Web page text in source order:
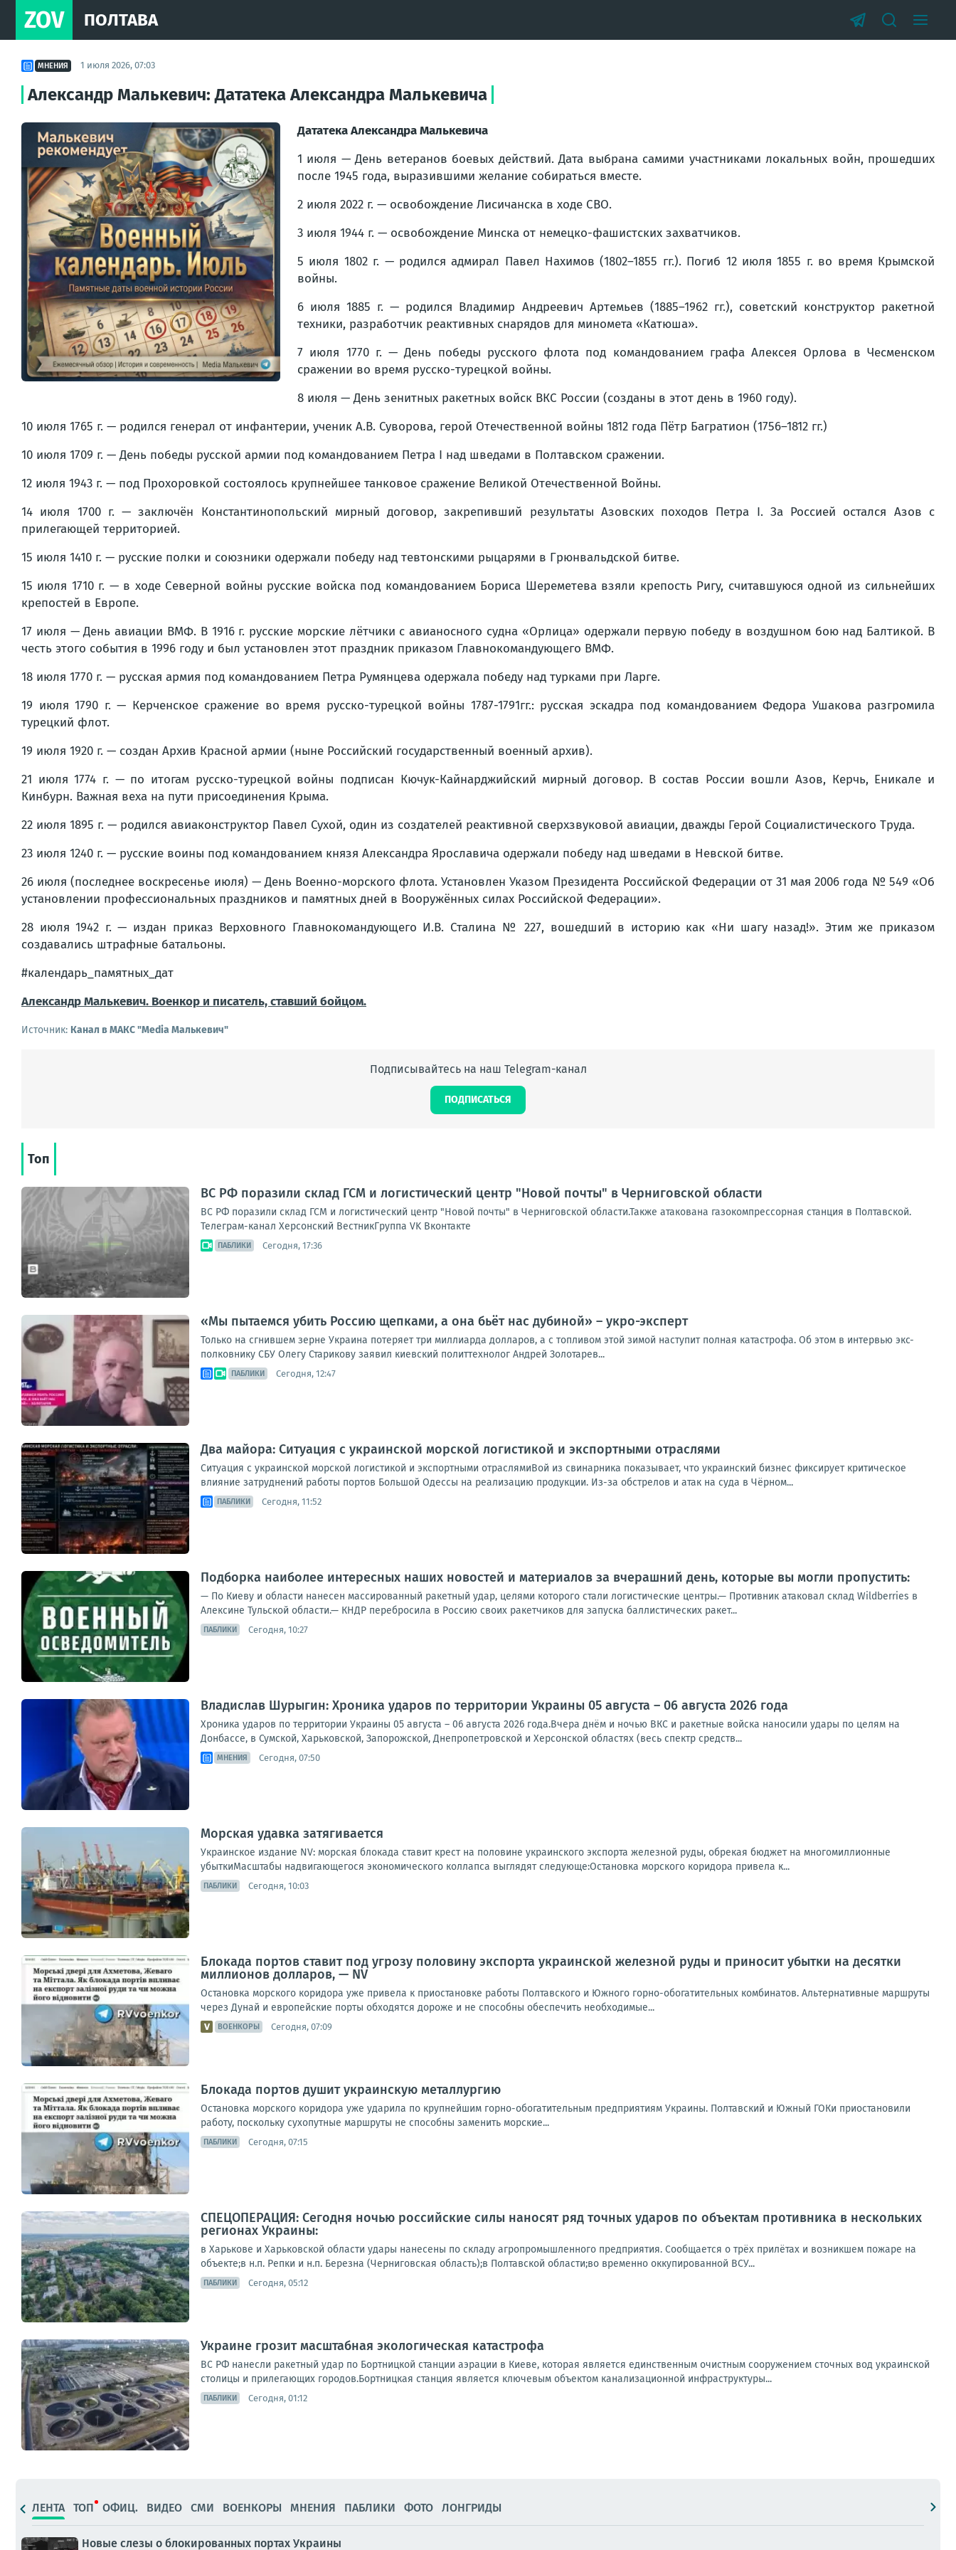
ZOV ПОЛТАВА
МНЕНИЯ 1 июля 2026, 07:03
Александр Малькевич: Дататека Александра Малькевича
Дататека Александра Малькевича
1 июля — День ветеранов боевых действий. Дата выбрана самими участниками локальных войн, прошедших
после 1945 года, выразившими желание собираться вместе.
2 июля 2022 г. — освобождение Лисичанска в ходе СВО.
3 июля 1944 г. — освобождение Минска от немецко-фашистских захватчиков.
5 июля 1802 г. — родился адмирал Павел Нахимов (1802–1855 гг.). Погиб 12 июля 1855 г. во время Крымской
войны.
6 июля 1885 г. — родился Владимир Андреевич Артемьев (1885–1962 гг.), советский конструктор ракетной
техники, разработчик реактивных снарядов для миномета «Катюша».
7 июля 1770 г. — День победы русского флота под командованием графа Алексея Орлова в Чесменском
сражении во время русско-турецкой войны.
8 июля — День зенитных ракетных войск ВКС России (созданы в этот день в 1960 году).
10 июля 1765 г. — родился генерал от инфантерии, ученик А.В. Суворова, герой Отечественной войны 1812 года Пётр Багратион (1756–1812 гг.)
10 июля 1709 г. — День победы русской армии под командованием Петра I над шведами в Полтавском сражении.
12 июля 1943 г. — под Прохоровкой состоялось крупнейшее танковое сражение Великой Отечественной Войны.
14 июля 1700 г. — заключён Константинопольский мирный договор, закрепивший результаты Азовских походов Петра I. За Россией остался Азов с
прилегающей территорией.
15 июля 1410 г. — русские полки и союзники одержали победу над тевтонскими рыцарями в Грюнвальдской битве.
15 июля 1710 г. — в ходе Северной войны русские войска под командованием Бориса Шереметева взяли крепость Ригу, считавшуюся одной из сильнейших
крепостей в Европе.
17 июля — День авиации ВМФ. В 1916 г. русские морские лётчики с авианосного судна «Орлица» одержали первую победу в воздушном бою над Балтикой. В
честь этого события в 1996 году и был установлен этот праздник приказом Главнокомандующего ВМФ.
18 июля 1770 г. — русская армия под командованием Петра Румянцева одержала победу над турками при Ларге.
19 июля 1790 г. — Керченское сражение во время русско-турецкой войны 1787-1791гг.: русская эскадра под командованием Федора Ушакова разгромила
турецкий флот.
19 июля 1920 г. — создан Архив Красной армии (ныне Российский государственный военный архив).
21 июля 1774 г. — по итогам русско-турецкой войны подписан Кючук-Кайнарджийский мирный договор. В состав России вошли Азов, Керчь, Еникале и
Кинбурн. Важная веха на пути присоединения Крыма.
22 июля 1895 г. — родился авиаконструктор Павел Сухой, один из создателей реактивной сверхзвуковой авиации, дважды Герой Социалистического Труда.
23 июля 1240 г. — русские воины под командованием князя Александра Ярославича одержали победу над шведами в Невской битве.
26 июля (последнее воскресенье июля) — День Военно-морского флота. Установлен Указом Президента Российской Федерации от 31 мая 2006 года № 549 «Об
установлении профессиональных праздников и памятных дней в Вооружённых силах Российской Федерации».
28 июля 1942 г. — издан приказ Верховного Главнокомандующего И.В. Сталина № 227, вошедший в историю как «Ни шагу назад!». Этим же приказом
создавались штрафные батальоны.
#календарь_памятных_дат
Александр Малькевич. Военкор и писатель, ставший бойцом.
Источник: Канал в МАКС "Media Малькевич"
Подписывайтесь на наш Telegram-канал
ПОДПИСАТЬСЯ
Топ
ВС РФ поразили склад ГСМ и логистический центр "Новой почты" в Черниговской области
ВС РФ поразили склад ГСМ и логистический центр "Новой почты" в Черниговской области.Также атакована газокомпрессорная станция в Полтавской.
Телеграм-канал Херсонский ВестникГруппа VK Вконтакте
ПАБЛИКИ Сегодня, 17:36
«Мы пытаемся убить Россию щепками, а она бьёт нас дубиной» – укро-эксперт
Только на сгнившем зерне Украина потеряет три миллиарда долларов, а с топливом этой зимой наступит полная катастрофа. Об этом в интервью экс-
полковнику СБУ Олегу Старикову заявил киевский политтехнолог Андрей Золотарев...
ПАБЛИКИ Сегодня, 12:47
Два майора: Ситуация с украинской морской логистикой и экспортными отраслями
Ситуация с украинской морской логистикой и экспортными отраслямиВой из свинарника показывает, что украинский бизнес фиксирует критическое
влияние затруднений работы портов Большой Одессы на реализацию продукции. Из-за обстрелов и атак на суда в Чёрном...
ПАБЛИКИ Сегодня, 11:52
Подборка наиболее интересных наших новостей и материалов за вчерашний день, которые вы могли пропустить:
— По Киеву и области нанесен массированный ракетный удар, целями которого стали логистические центры.— Противник атаковал склад Wildberries в
Алексине Тульской области.— КНДР перебросила в Россию своих ракетчиков для запуска баллистических ракет...
ПАБЛИКИ Сегодня, 10:27
Владислав Шурыгин: Хроника ударов по территории Украины 05 августа – 06 августа 2026 года
Хроника ударов по территории Украины 05 августа – 06 августа 2026 года.Вчера днём и ночью ВКС и ракетные войска наносили удары по целям на
Донбассе, в Сумской, Харьковской, Запорожской, Днепропетровской и Херсонской областях (весь спектр средств...
МНЕНИЯ Сегодня, 07:50
Морская удавка затягивается
Украинское издание NV: морская блокада ставит крест на половине украинского экспорта железной руды, обрекая бюджет на многомиллионные
убыткиМасштабы надвигающегося экономического коллапса выглядят следующе:Остановка морского коридора привела к...
ПАБЛИКИ Сегодня, 10:03
Блокада портов ставит под угрозу половину экспорта украинской железной руды и приносит убытки на десятки
миллионов долларов, — NV
Остановка морского коридора уже привела к приостановке работы Полтавского и Южного горно-обогатительных комбинатов. Альтернативные маршруты
через Дунай и европейские порты обходятся дороже и не способны обеспечить необходимые...
ВОЕНКОРЫ Сегодня, 07:09
Блокада портов душит украинскую металлургию
Остановка морского коридора уже ударила по крупнейшим горно-обогатительным предприятиям Украины. Полтавский и Южный ГОКи приостановили
работу, поскольку сухопутные маршруты не способны заменить морские...
ПАБЛИКИ Сегодня, 07:15
СПЕЦОПЕРАЦИЯ: Сегодня ночью российские силы наносят ряд точных ударов по объектам противника в нескольких
регионах Украины:
в Харькове и Харьковской области удары нанесены по складу агропромышленного предприятия. Сообщается о трёх прилётах и возникшем пожаре на
объекте;в н.п. Репки и н.п. Березна (Черниговская область);в Полтавской области;во временно оккупированной ВСУ...
ПАБЛИКИ Сегодня, 05:12
Украине грозит масштабная экологическая катастрофа
ВС РФ нанесли ракетный удар по Бортницкой станции аэрации в Киеве, которая является единственным очистным сооружением сточных вод украинской
столицы и прилегающих городов.Бортницкая станция является ключевым объектом канализационной инфраструктуры...
ПАБЛИКИ Сегодня, 01:12
ЛЕНТА ТОП ОФИЦ. ВИДЕО СМИ ВОЕНКОРЫ МНЕНИЯ ПАБЛИКИ ФОТО ЛОНГРИДЫ
Новые слезы о блокированных портах Украины